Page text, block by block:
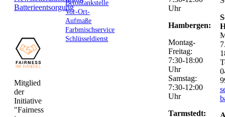
Batterieentsorgung
Mitglied
der
Initiative
"Fairness
Betontankstelle
Vor-Ort-
Aufmaße
Farbmischservice
Schlüsseldienst
Uhr
Hambergen:
Montag-
Freitag:
7:30-18:00
Uhr
Samstag:
7:30-12:00
Uhr
Tarmstedt: